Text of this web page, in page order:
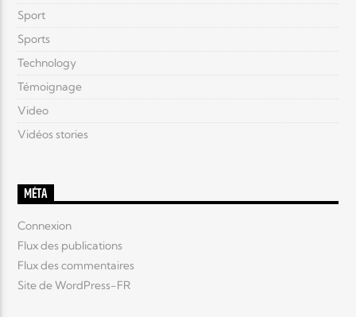
Sport
Sports
Technology
Témoignage
Video
Vidéos stories
MÉTA
Connexion
Flux des publications
Flux des commentaires
Site de WordPress-FR